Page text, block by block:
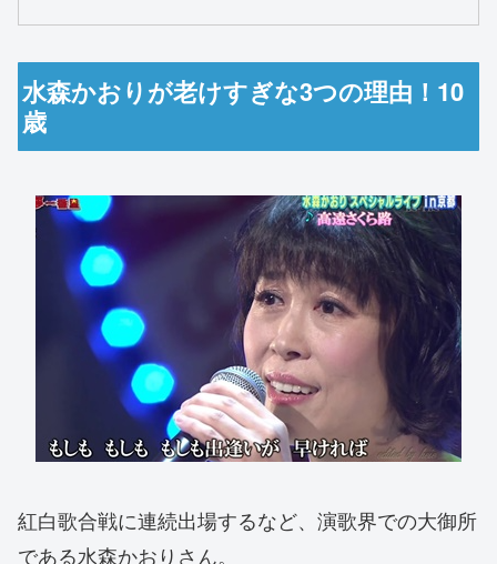
水森かおりが老けすぎな3つの理由！10
歳
紅白歌合戦に連続出場するなど、演歌界での大御所
である水森かおりさん。